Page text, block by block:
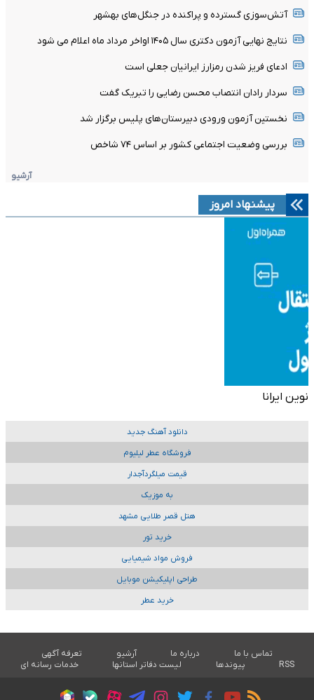
آتش‌سوزی گسترده و پراکنده در جنگل‌های بهشهر
نتایج نهایی آزمون دکتری سال ۱۴۰۵ اواخر مرداد ماه اعلام می شود
ادعای فریز شدن رمزارز ایرانیان جعلی است
سردار رادان انتصاب محسن رضایی را تبریک گفت
نخستین آزمون ورودی دبیرستان‌های پلیس برگزار شد
بررسی وضعیت اجتماعی کشور بر اساس ۷۴ شاخص
آرشیو
پیشنهاد امروز
نوین ایرانا
دانلود آهنگ جدید
فروشگاه عطر لیلیوم
قیمت میلگردآجدار
به موزیک
هتل قصر طلایی مشهد
خرید تور
فروش مواد شیمیایی
طراحی اپلیکیشن موبایل
خرید عطر
تماس با ما درباره ما آرشیو
تعرفه آگهی
RSS
پیوندها لیست دفاتر استانها خدمات رسانه ای